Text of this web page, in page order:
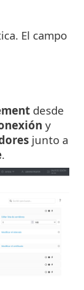
El campo
desde
y
junto a
.